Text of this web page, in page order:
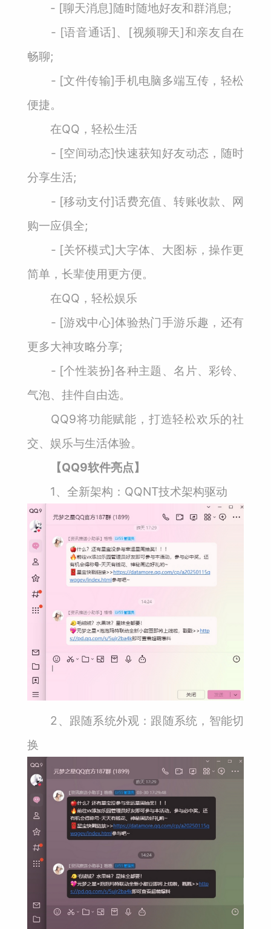
- [聊天消息]随时随地好友和群消息;
- [语音通话]、[视频聊天]和亲友自在
畅聊;
- [文件传输]手机电脑多端互传，轻松
便捷。
在QQ，轻松生活
- [空间动态]快速获知好友动态，随时
分享生活;
- [移动支付]话费充值、转账收款、网
购一应俱全;
- [关怀模式]大字体、大图标，操作更
简单，长辈使用更方便。
在QQ，轻松娱乐
- [游戏中心]体验热门手游乐趣，还有
更多大神攻略分享;
- [个性装扮]各种主题、名片、彩铃、
气泡、挂件自由选。
QQ9将功能赋能，打造轻松欢乐的社
交、娱乐与生活体验。
【QQ9软件亮点】
1、全新架构：QQNT技术架构驱动
2、跟随系统外观：跟随系统，智能切
换